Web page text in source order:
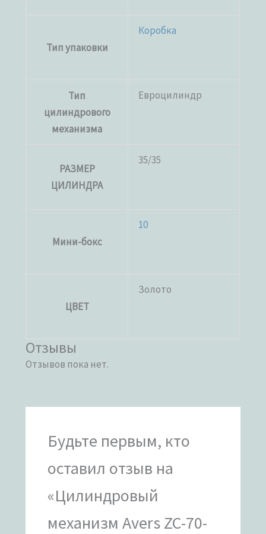
Тип упаковки
Коробка
Тип
цилиндрового
механизма
Евроцилиндр
РАЗМЕР
ЦИЛИНДРА
35/35
Мини-бокс
10
ЦВЕТ
Золото
Отзывы
Отзывов пока нет.
Будьте первым, кто
оставил отзыв на
«Цилиндровый
механизм Avers ZC-70-